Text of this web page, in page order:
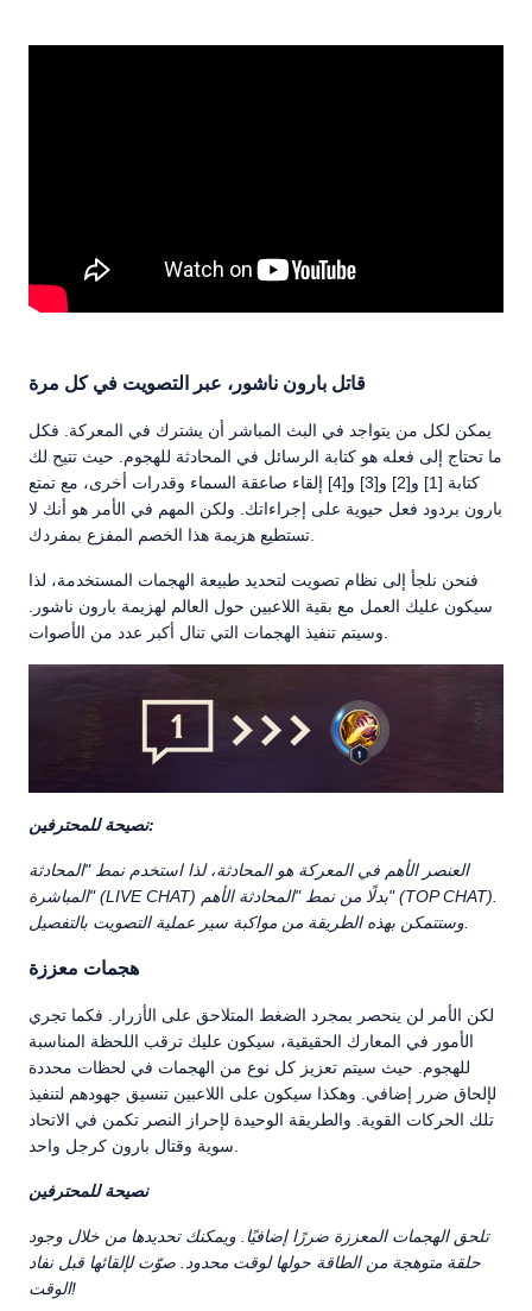
قاتل بارون ناشور، عبر التصويت في كل مرة
يمكن لكل من يتواجد في البث المباشر أن يشترك في المعركة. فكل
ما تحتاج إلى فعله هو كتابة الرسائل في المحادثة للهجوم. حيث تتيح لك
كتابة [1] و[2] و[3] و[4] إلقاء صاعقة السماء وقدرات أخرى، مع تمتع
بارون بردود فعل حيوية على إجراءاتك. ولكن المهم في الأمر هو أنك لا
فنحن نلجأ إلى نظام تصويت لتحديد طبيعة الهجمات المستخدمة، لذا
سيكون عليك العمل مع بقية اللاعبين حول العالم لهزيمة بارون ناشور.
نصيحة للمحترفين:
العنصر الأهم في المعركة هو المحادثة، لذا استخدم نمط "المحادثة
المباشرة" (LIVE CHAT) بدلًا من نمط "المحادثة الأهم" (TOP CHAT).
هجمات معززة
لكن الأمر لن ينحصر بمجرد الضغط المتلاحق على الأزرار. فكما تجري
الأمور في المعارك الحقيقية، سيكون عليك ترقب اللحظة المناسبة
للهجوم. حيث سيتم تعزيز كل نوع من الهجمات في لحظات محددة
لإلحاق ضرر إضافي. وهكذا سيكون على اللاعبين تنسيق جهودهم لتنفيذ
تلك الحركات القوية. والطريقة الوحيدة لإحراز النصر تكمن في الاتحاد
نصيحة للمحترفين
تلحق الهجمات المعززة ضررًا إضافيًا. ويمكنك تحديدها من خلال وجود
حلقة متوهجة من الطاقة حولها لوقت محدود. صوّت لإلقائها قبل نفاد
الوقت!